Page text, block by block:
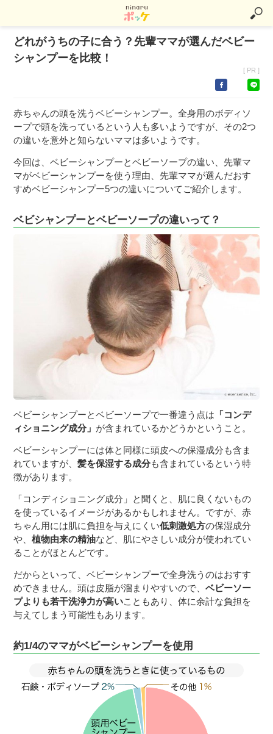
どれがうちの子に合う？先輩ママが選んだベビー
シャンプーを比較！
[ PR ]
赤ちゃんの頭を洗うベビーシャンプー。全身用のボディソ
ープで頭を洗っているという人も多いようですが、その2つ
の違いを意外と知らないママは多いようです。
今回は、ベビーシャンプーとベビーソープの違い、先輩マ
マがベビーシャンプーを使う理由、先輩ママが選んだおす
すめベビーシャンプー5つの違いについてご紹介します。
ベビシャンプーとベビーソープの違いって？
ベビーシャンプーとベビーソープで一番違う点は 「コンデ
ィショニング成分」 が含まれているかどうかということ。
ベビーシャンプーには体と同様に頭皮への保湿成分も含ま
れていますが、髪を保湿する成分も含まれているという特
徴があります。
「コンディショニング成分」と聞くと、肌に良くないもの
を使っているイメージがあるかもしれません。ですが、赤
ちゃん用には肌に負担を与えにくい低刺激処方の保湿成分
や、植物由来の精油など、肌にやさしい成分が使われてい
ることがほとんどです。
だからといって、ベビーシャンプーで全身洗うのはおすす
めできません。頭は皮脂が溜まりやすいので、ベビーソー
プよりも若干洗浄力が高いこともあり、体に余計な負担を
与えてしまう可能性もあります。
約1/4のママがベビーシャンプーを使用